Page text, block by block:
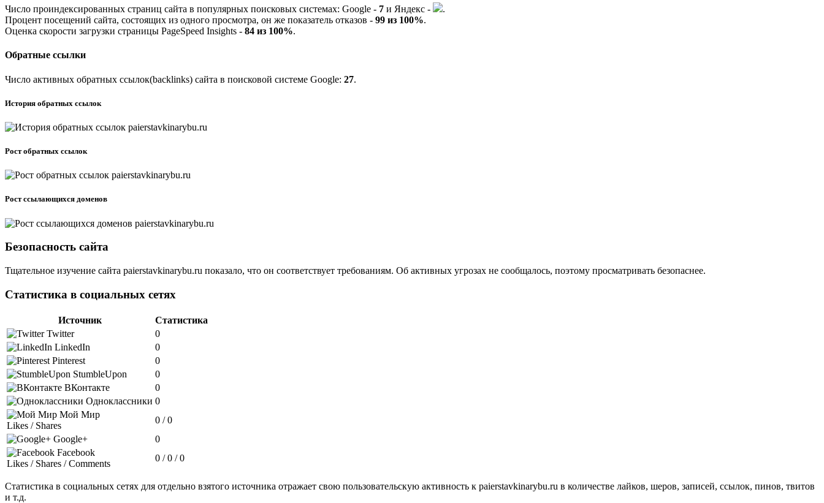
Число проиндексированных страниц сайта в популярных поисковых системах: Google - 7 и Яндекс -
.
Процент посещений сайта, состоящих из одного просмотра, он же показатель отказов - 99 из 100%.
Оценка скорости загрузки страницы PageSpeed Insights - 84 из 100%.
Обратные ссылки
Число активных обратных ссылок(backlinks) сайта в поисковой системе Google: 27.
История обратных ссылок
Рост обратных ссылок
Рост ссылающихся доменов
Безопасность сайта
Тщательное изучение сайта paierstavkinarybu.ru показало, что он соответствует требованиям. Об активных угрозах не сообщалось, поэтому просматривать безопаснее.
Статистика в социальных сетях
Источник
Статистика
Twitter
0
LinkedIn
0
Pinterest
0
StumbleUpon
0
ВКонтакте
0
Одноклассники 0
Мой Мир
Likes / Shares
0 / 0
Google+
0
Facebook
Likes / Shares / Comments
0 / 0 / 0
Статистика в социальных сетях для отдельно взятого источника отражает свою пользовательскую активность к paierstavkinarybu.ru в количестве лайков, шеров, записей, ссылок, пинов, твитов
и т.д.